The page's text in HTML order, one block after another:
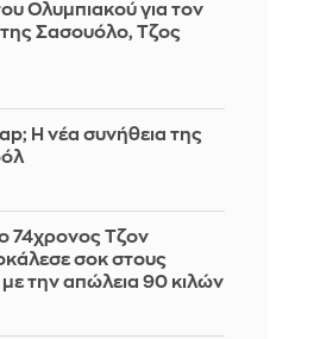
Ολυμπιακού για τον
Σασουόλο, Τζος
Η νέα συνήθεια της
74χρονος Τζον
σοκ στους
την απώλεια 90 κιλών